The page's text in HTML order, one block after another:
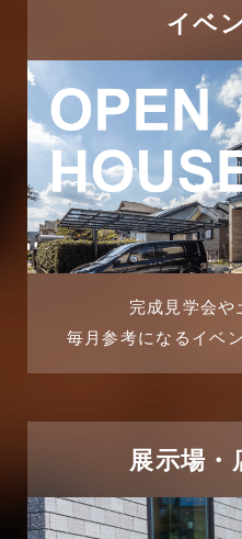
つくばエクスプレス線
ピアラシティ店-ブログ
ブログ
マンション経営活用事例
よくある質問
リフォーム-ブログ
三郷中央駅店-ブログ
三郷市
2025年11月
2025年10月
2025年9月
2025年8月
2025年6月
2025年3月
イベ
完成見学会
毎月参考になるイベ
展示場・